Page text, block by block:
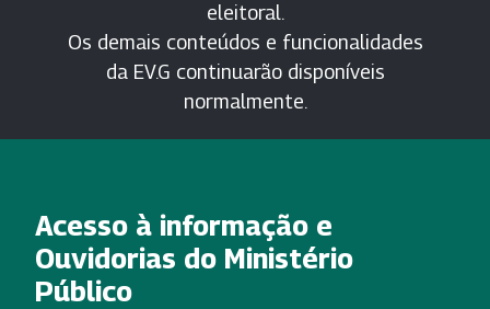
eleitoral.
Os demais conteúdos e funcionalidades
da EV.G continuarão disponíveis
normalmente.
Acesso à informação e
Ouvidorias do Ministério
Público